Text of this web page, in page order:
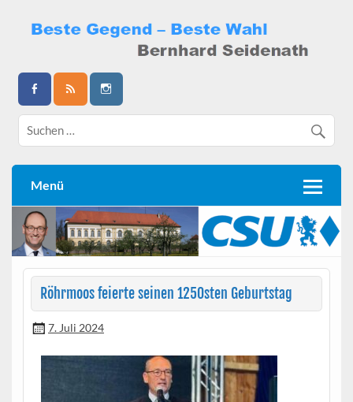
content
Bernhard Seidenath
Menü
Röhrmoos feierte seinen 1250sten Geburtstag
7. Juli 2024